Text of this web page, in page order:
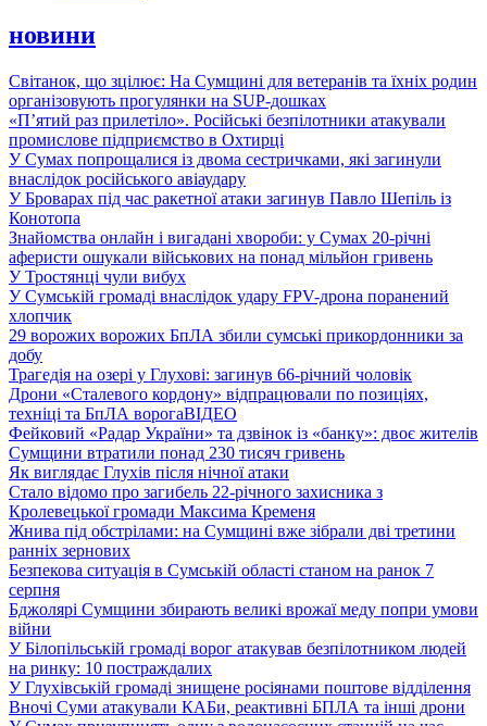
новини
Світанок, що зцілює: На Сумщині для ветеранів та їхніх родин
організовують прогулянки на SUP-дошках
«П’ятий раз прилетіло». Російські безпілотники атакували
промислове підприємство в Охтирці
У Сумах попрощалися із двома сестричками, які загинули
внаслідок російського авіаудару
У Броварах під час ракетної атаки загинув Павло Шепіль із
Конотопа
Знайомства онлайн і вигадані хвороби: у Сумах 20-річні
аферисти ошукали військових на понад мільйон гривень
У Тростянці чули вибух
У Сумській громаді внаслідок удару FPV-дрона поранений
хлопчик
29 ворожих ворожих БпЛА збили сумські прикордонники за
добу
Трагедія на озері у Глухові: загинув 66-річний чоловік
Дрони «Сталевого кордону» відпрацювали по позиціях,
техніці та БпЛА ворогаВІДЕО
Фейковий «Радар України» та дзвінок із «банку»: двоє жителів
Сумщини втратили понад 230 тисяч гривень
Як виглядає Глухів після нічної атаки
Стало відомо про загибель 22-річного захисника з
Кролевецької громади Максима Кременя
Жнива під обстрілами: на Сумщині вже зібрали дві третини
ранніх зернових
Безпекова ситуація в Сумській області станом на ранок 7
серпня
Бджолярі Сумщини збирають великі врожаї меду попри умови
війни
У Білопільській громаді ворог атакував безпілотником людей
на ринку: 10 постраждалих
У Глухівській громаді знищене росіянами поштове відділення
Вночі Суми атакували КАБи, реактивні БПЛА та інші дрони